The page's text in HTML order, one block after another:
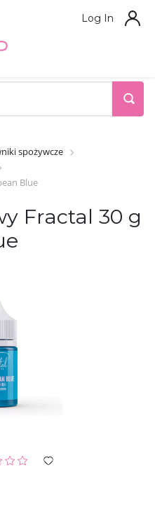
Log In
spożywcze
Blue
Fractal 30 g